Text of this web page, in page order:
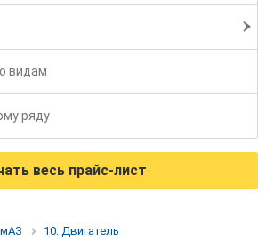
видам
ряду
весь прайс-лист
10. Двигатель